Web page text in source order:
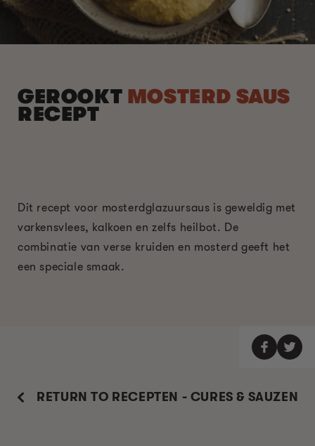
GEROOKT MOSTERD SAUS
RECEPT
Dit recept voor mosterdglazuursaus is geweldig met
varkensvlees, kalkoen en zelfs heilbot. De
combinatie van verse kruiden en mosterd geeft het
een speciale smaak.
RETURN TO RECEPTEN - CURES & SAUZEN